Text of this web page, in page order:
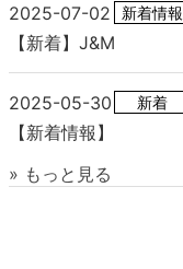
2025-07-02 新着情報
【新着】J&M
2025-05-30 新着
【新着情報】
» もっと見る